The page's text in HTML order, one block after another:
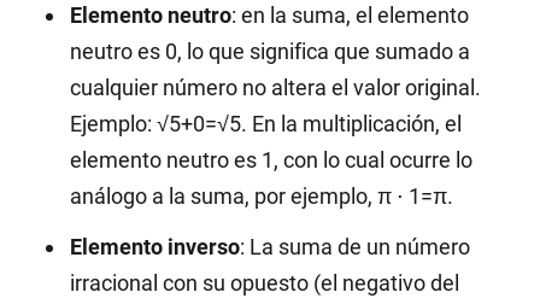
Elemento neutro: en la suma, el elemento
neutro es 0, lo que significa que sumado a
cualquier número no altera el valor original.
Ejemplo: √5+0=√5. En la multiplicación, el
elemento neutro es 1, con lo cual ocurre lo
análogo a la suma, por ejemplo, π ⋅ 1=π.
Elemento inverso: La suma de un número
irracional con su opuesto (el negativo del